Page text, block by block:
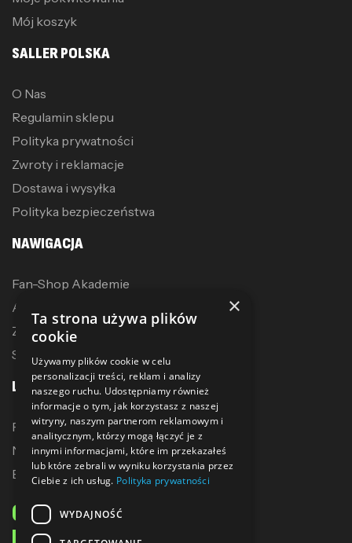
Mój koszyk
SALLER POLSKA
O Nas
Regulamin sklepu
Polityka prywatności
Zwroty i reklamacje
Dostawa i wysyłka
Polityka bezpieczeństwa
NAWIGACJA
Fan-Shop Akademie
Akcesoria treningowe
Zostań dystrybutorem
Sublimacja
LINKI
Promocje
Nowe produkty
Bestsellery
ODBIERZ 10% ZNIŻKI
×
Ta strona używa plików
cookie
Używamy plików cookie w celu
personalizacji treści, reklam i analizy
naszego ruchu. Udostępniamy również
informacje o tym, jak korzystasz z naszej
witryny, naszym partnerom reklamowym i
analitycznym, którzy mogą łączyć je z
innymi informacjami, które im przekazałeś
lub które zebrali w wyniku korzystania przez
Ciebie z ich usług. Polityka prywatności
WYDAJNOŚĆ